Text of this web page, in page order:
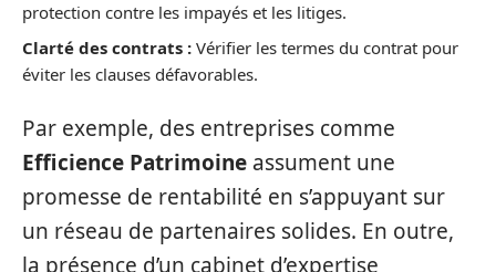
protection contre les impayés et les litiges.
Clarté des contrats : Vérifier les termes du contrat pour
éviter les clauses défavorables.
Par exemple, des entreprises comme
Efficience Patrimoine assument une
promesse de rentabilité en s’appuyant sur
un réseau de partenaires solides. En outre,
la présence d’un cabinet d’expertise